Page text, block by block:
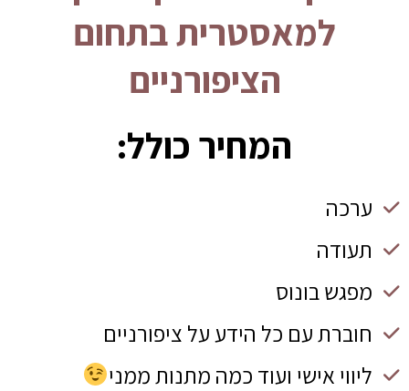
למאסטרית בתחום
הציפורניים
המחיר כולל:
ערכה
תעודה
מפגש בונוס
חוברת עם כל הידע על ציפורניים
ליווי אישי ועוד כמה מתנות ממני